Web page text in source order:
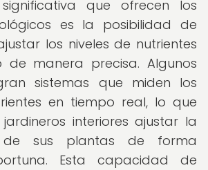
que ofrecen los
es la posibilidad de
los niveles de nutrientes
de manera precisa. Algunos
sistemas que miden los
en tiempo real, lo que
interiores ajustar la
de sus plantas de forma
Esta capacidad de